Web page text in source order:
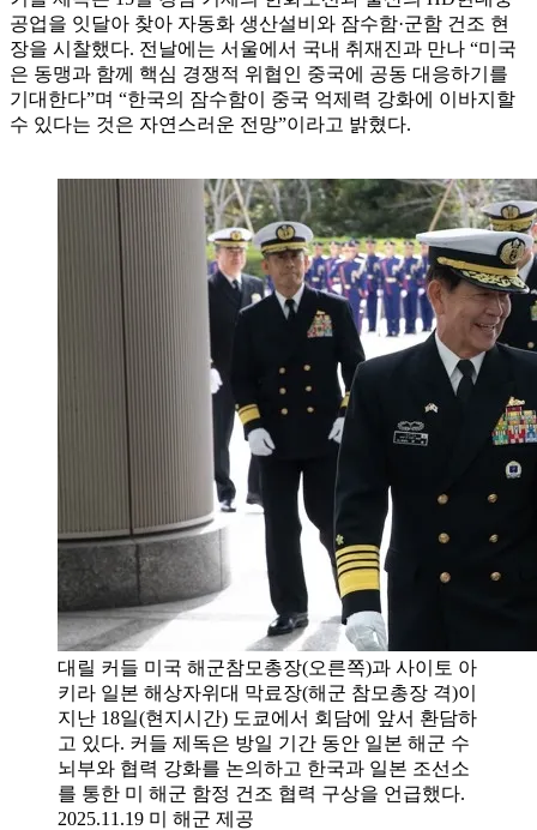
공업을 잇달아 찾아 자동화 생산설비와 잠수함·군함 건조 현
장을 시찰했다. 전날에는 서울에서 국내 취재진과 만나 “미국
은 동맹과 함께 핵심 경쟁적 위협인 중국에 공동 대응하기를
기대한다”며 “한국의 잠수함이 중국 억제력 강화에 이바지할
수 있다는 것은 자연스러운 전망”이라고 밝혔다.
대릴 커들 미국 해군참모총장(오른쪽)과 사이토 아
키라 일본 해상자위대 막료장(해군 참모총장 격)이
지난 18일(현지시간) 도쿄에서 회담에 앞서 환담하
고 있다. 커들 제독은 방일 기간 동안 일본 해군 수
뇌부와 협력 강화를 논의하고 한국과 일본 조선소
를 통한 미 해군 함정 건조 협력 구상을 언급했다.
2025.11.19 미 해군 제공